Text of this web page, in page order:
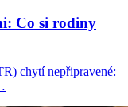
Co si rodiny
chytí nepřipravené: